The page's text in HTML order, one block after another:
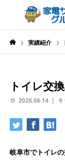
実績紹介
トイレ交
2026.06.14
岐阜市でトイレの